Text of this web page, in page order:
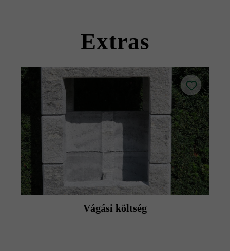
Extras
Vágási költség